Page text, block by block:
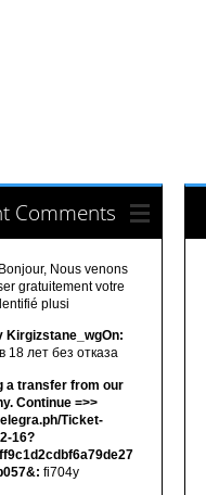
Comments
Bonjour, Nous venons
gratuitement votre
plusi
Kirgizstane_wgOn:
18 лет без отказа
a transfer from our
Continue =>>
Ticket-
16?
fi704y